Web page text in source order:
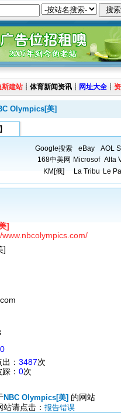
斯建站 ┊ 体育新闻资讯 ┊ 网址大全 ┊
Olympics[美]
Google搜索 eBay
AOL
168中美网 Microsof Alta
KM[俄]
La Tribu Le
]
www.nbcolympics.com/
]
： 3487次
： 0次
NBC Olympics[美] 的网站
请点击： 报告错误